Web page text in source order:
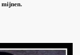
mijnen.